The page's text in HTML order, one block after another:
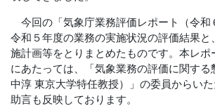
今回の「気象庁業務評価レポート（令和
令和５年度の業務の実施状況の評価結果と
施計画等をとりまとめたものです。本レポ
にあたっては、「気象業務の評価に関する
中淳 東京大学特任教授）」の委員からい
助言も反映しております。